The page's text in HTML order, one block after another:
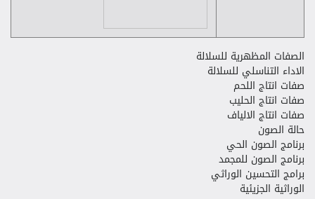
الصفات المظهرية للسلالة
الاداء التناسلي للسلالة
صفات انتاج اللحم
صفات انتاج الحليب
صفات انتاج الالياف
حالة الصون
برنامج الصون الحي
برنامج الصون للمجمد
برامج التحسين الوراثي
الوراثية الجزيئية